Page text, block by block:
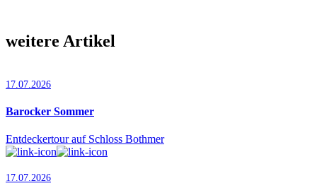
weitere Artikel
17.07.2026
Barocker Sommer
Entdeckertour auf Schloss Bothmer
17.07.2026